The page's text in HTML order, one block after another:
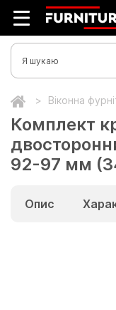
Віконна
Комплект
92-97 мм
Опис